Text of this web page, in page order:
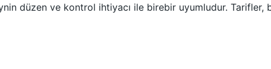
düzen ve kontrol ihtiyacı ile birebir uyumludur. Tarifler,